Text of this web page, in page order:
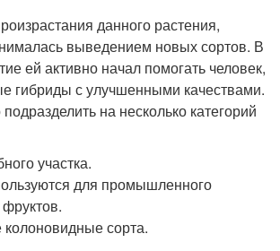
данного растения,
выведением новых сортов. В
ей активно начал помогать человек,
гибриды с улучшенными качествами.
на несколько категорий
участка.
для промышленного
сорта.